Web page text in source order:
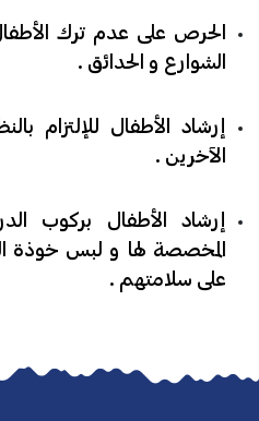
​الحرص على عدم ترك
الشوارع و الحدائق .
​إرشاد الأطفال للإلتزام
الآخرين .
​إرشاد الأطفال بركوب
المخصصة لها و لبس خوذة
على سلامتهم .